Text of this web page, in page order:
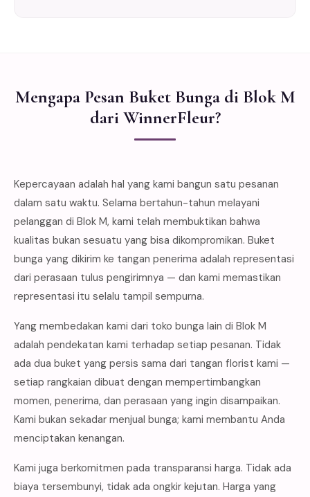
Mengapa Pesan Buket Bunga di Blok M
dari WinnerFleur?
Kepercayaan adalah hal yang kami bangun satu pesanan
dalam satu waktu. Selama bertahun-tahun melayani
pelanggan di Blok M, kami telah membuktikan bahwa
kualitas bukan sesuatu yang bisa dikompromikan. Buket
bunga yang dikirim ke tangan penerima adalah representasi
dari perasaan tulus pengirimnya — dan kami memastikan
representasi itu selalu tampil sempurna.
Yang membedakan kami dari toko bunga lain di Blok M
adalah pendekatan kami terhadap setiap pesanan. Tidak
ada dua buket yang persis sama dari tangan florist kami —
setiap rangkaian dibuat dengan mempertimbangkan
momen, penerima, dan perasaan yang ingin disampaikan.
Kami bukan sekadar menjual bunga; kami membantu Anda
menciptakan kenangan.
Kami juga berkomitmen pada transparansi harga. Tidak ada
biaya tersembunyi, tidak ada ongkir kejutan. Harga yang